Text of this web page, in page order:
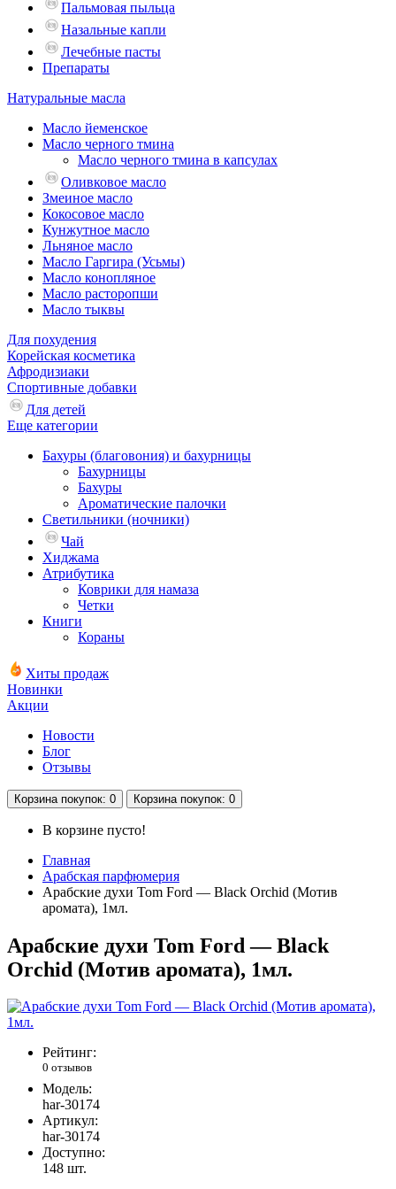
Пальмовая пыльца
Назальные капли
Лечебные пасты
Препараты
Натуральные масла
Масло йеменское
Масло черного тмина
Масло черного тмина в капсулах
Оливковое масло
Змеиное масло
Кокосовое масло
Кунжутное масло
Льняное масло
Масло Гаргира (Усьмы)
Масло конопляное
Масло расторопши
Масло тыквы
Для похудения
Корейская косметика
Афродизиаки
Спортивные добавки
Для детей
Еще категории
Бахуры (благовония) и бахурницы
Бахурницы
Бахуры
Ароматические палочки
Светильники (ночники)
Чай
Хиджама
Атрибутика
Коврики для намаза
Четки
Книги
Кораны
Хиты продаж
Новинки
Акции
Новости
Блог
Отзывы
Корзина покупок: 0 Корзина покупок: 0
В корзине пусто!
Главная
Арабская парфюмерия
Арабские духи Tom Ford — Black Orchid (Мотив
аромата), 1мл.
Арабские духи Tom Ford — Black
Orchid (Мотив аромата), 1мл.
Рейтинг:
0 отзывов
Модель:
har-30174
Артикул:
har-30174
Доступно:
148 шт.